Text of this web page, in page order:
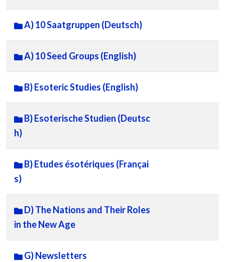
A) 10 Saatgruppen (Deutsch)
A) 10 Seed Groups (English)
B) Esoteric Studies (English)
B) Esoterische Studien (Deutsc
h)
B) Etudes ésotériques (Françai
s)
D) The Nations and Their Roles
in the New Age
G) Newsletters